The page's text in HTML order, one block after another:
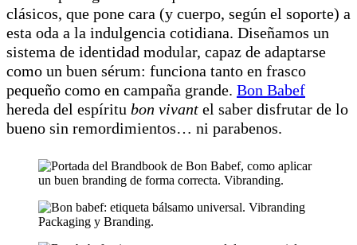
clásicos, que pone cara (y cuerpo, según el soporte) a
esta oda a la indulgencia cotidiana. Diseñamos un
sistema de identidad modular, capaz de adaptarse
como un buen sérum: funciona tanto en frasco
pequeño como en campaña grande. Bon Babef
hereda del espíritu bon vivant el saber disfrutar de lo
bueno sin remordimientos… ni parabenos.